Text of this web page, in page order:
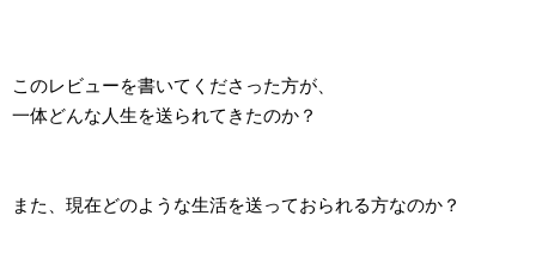
このレビューを書いてくださった方が、
一体どんな人生を送られてきたのか？
また、現在どのような生活を送っておられる方なのか？